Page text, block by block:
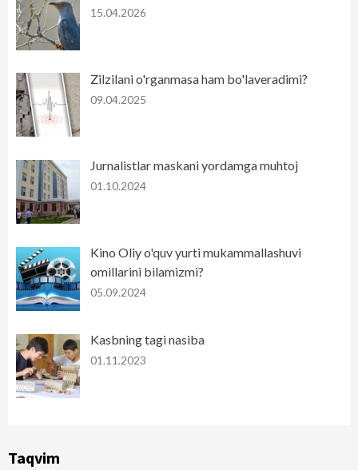
15.04.2026
Zilzilani o'rganmasa ham bo'laveradimi?
09.04.2025
Jurnalistlar maskani yordamga muhtoj
01.10.2024
Kino Oliy o'quv yurti mukammallashuvi
omillarini bilamizmi?
05.09.2024
Kasbning tagi nasiba
01.11.2023
Taqvim